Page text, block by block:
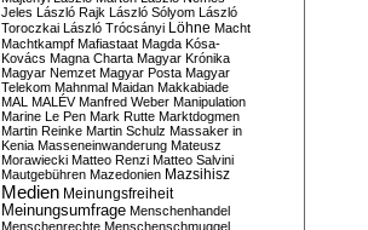
Jeles László Rajk László Sólyom László
Toroczkai László Trócsányi Löhne Macht
Machtkampf Mafiastaat Magda Kósa-
Kovács Magna Charta Magyar Krónika
Magyar Nemzet Magyar Posta Magyar
Telekom Mahnmal Maidan Makkabiade
MAL MALÉV Manfred Weber Manipulation
Marine Le Pen Mark Rutte Marktdogmen
Martin Reinke Martin Schulz Massaker in
Kenia Masseneinwanderung Mateusz
Morawiecki Matteo Renzi Matteo Salvini
Mautgebühren Mazedonien Mazsihisz
Medien Meinungsfreiheit
Meinungsumfrage Menschenhandel
Menschenrechte Menschenschmuggel